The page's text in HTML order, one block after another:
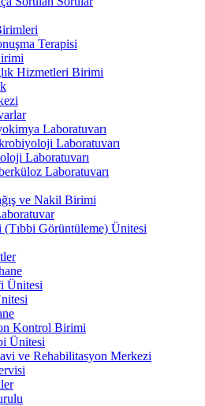
Terapisi
Hizmetleri Birimi
Laboratuvarı
Laboratuvarı
Laboratuvarı
Laboratuvarı
ve Nakil Birimi
Görüntüleme) Ünitesi
Ünitesi
Kontrol Birimi
Ünitesi
ve Rehabilitasyon Merkezi